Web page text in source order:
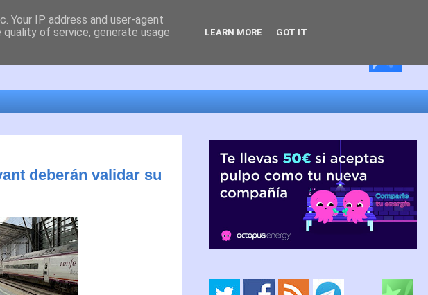
deberán validar su
Your IP address and user-agent
of service, generate usage
LEARN MORE GOT IT